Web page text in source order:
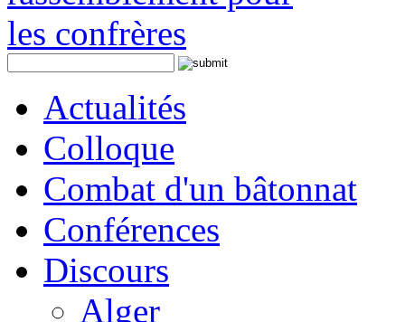
Actualités
Colloque
Combat d'un bâtonnat
Conférences
Discours
Alger